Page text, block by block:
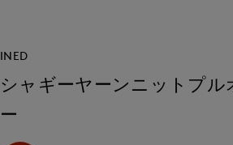
INED
シャギーヤーンニットプル
ー